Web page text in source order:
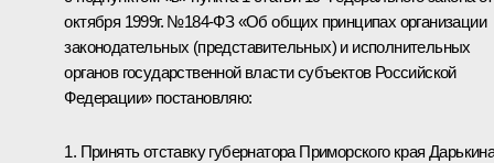
октября 1999г. №184-ФЗ «Об общих принципах организации
законодательных (представительных) и исполнительных
органов государственной власти субъектов Российской
Федерации» постановляю:
1. Принять отставку губернатора Приморского края